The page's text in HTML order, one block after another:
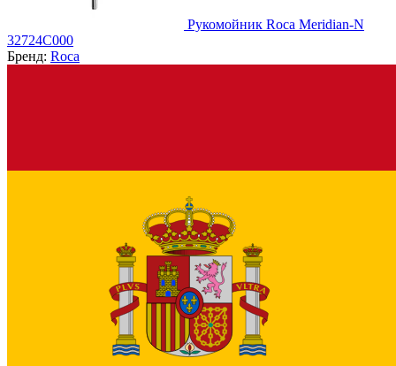
Рукомойник Roca Meridian-N
32724C000
Бренд: Roca